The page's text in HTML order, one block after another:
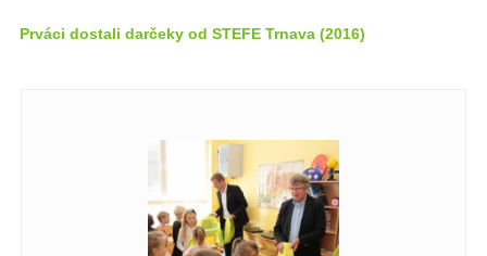
Prváci dostali darčeky od STEFE Trnava (2016)